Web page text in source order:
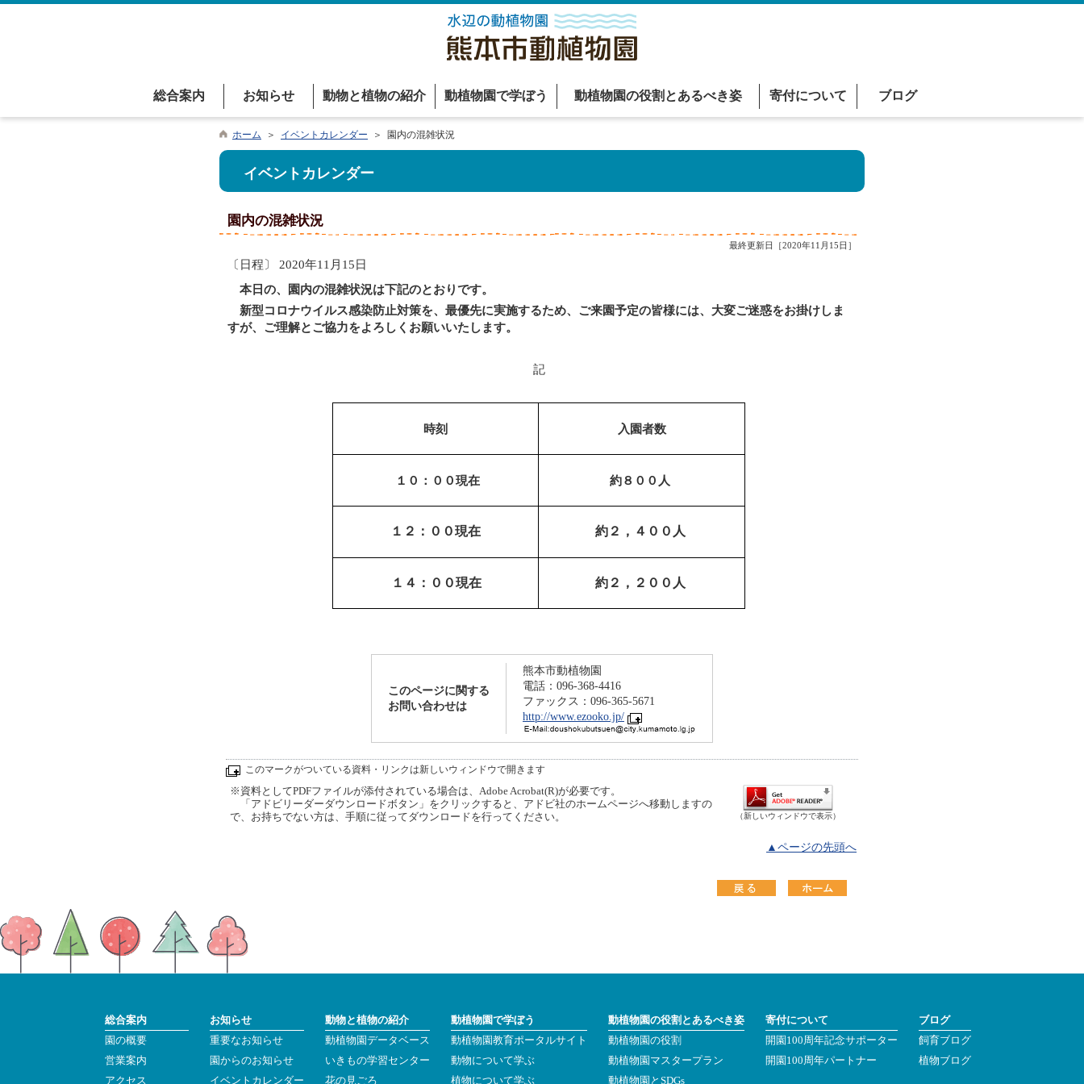
総合案内 お知らせ 動物と植物の紹介 動植物園で学ぼう 動植物園の役割とあるべき姿 寄付について ブログ
ホーム ＞ イベントカレンダー ＞ 園内の混雑状況
イベントカレンダー
園内の混雑状況
最終更新日［2020年11月15日］
〔日程〕 2020年11月15日
本日の、園内の混雑状況は下記のとおりです。
新型コロナウイルス感染防止対策を、最優先に実施するため、ご来園予定の皆様には、大変ご迷惑をお掛けしま
すが、ご理解とご協力をよろしくお願いいたします。
記
時刻 入園者数
１０：００現在 約８００人
１２：００現在 約２，４００人
１４：００現在 約２，２００人
このページに関する
お問い合わせは
熊本市動植物園
電話：096-368-4416
ファックス：096-365-5671
http://www.ezooko.jp/
このマークがついている資料・リンクは新しいウィンドウで開きます
※資料としてPDFファイルが添付されている場合は、Adobe Acrobat(R)が必要です。
「アドビリーダーダウンロードボタン」をクリックすると、アドビ社のホームページへ移動しますの
で、お持ちでない方は、手順に従ってダウンロードを行ってください。
（新しいウィンドウで表示）
▲ページの先頭へ
総合案内
園の概要
営業案内
アクセス
お知らせ
重要なお知らせ
園からのお知らせ
イベントカレンダー
動物と植物の紹介
動植物園データベース
いきもの学習センター
花の見ごろ
動植物園で学ぼう
動植物園教育ポータルサイト
動物について学ぶ
植物について学ぶ
動植物園の役割とあるべき姿
動植物園の役割
動植物園マスタープラン
動植物園とSDGs
寄付について
開園100周年記念サポーター
開園100周年パートナー
ブログ
飼育ブログ
植物ブログ